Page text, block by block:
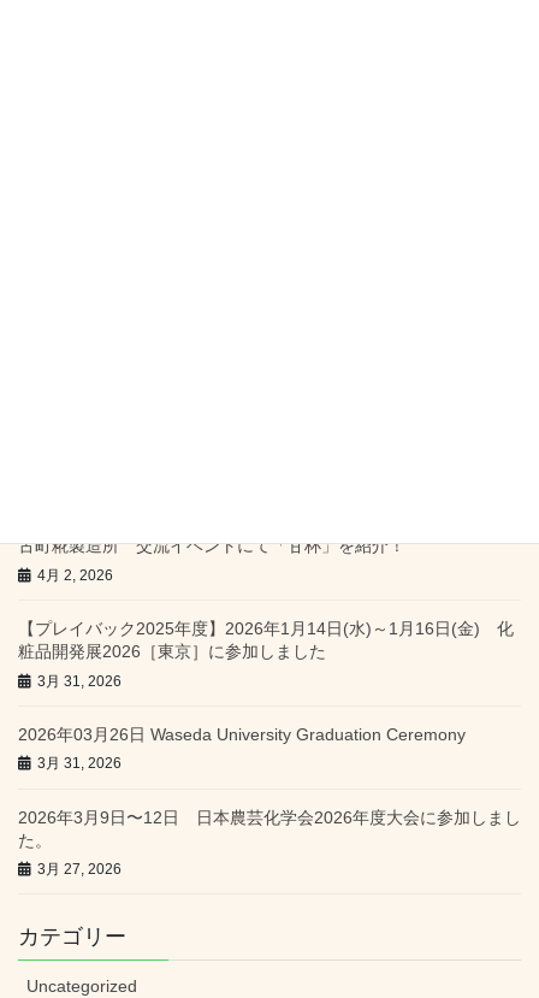
古町糀製造所 交流イベントにて「甘杯」を紹介！
4月 2, 2026
【プレイバック2025年度】2026年1月14日(水)～1月16日(金) 化
粧品開発展2026［東京］に参加しました
3月 31, 2026
2026年03月26日 Waseda University Graduation Ceremony
3月 31, 2026
2026年3月9日〜12日 日本農芸化学会2026年度大会に参加しまし
た。
3月 27, 2026
カテゴリー
Uncategorized